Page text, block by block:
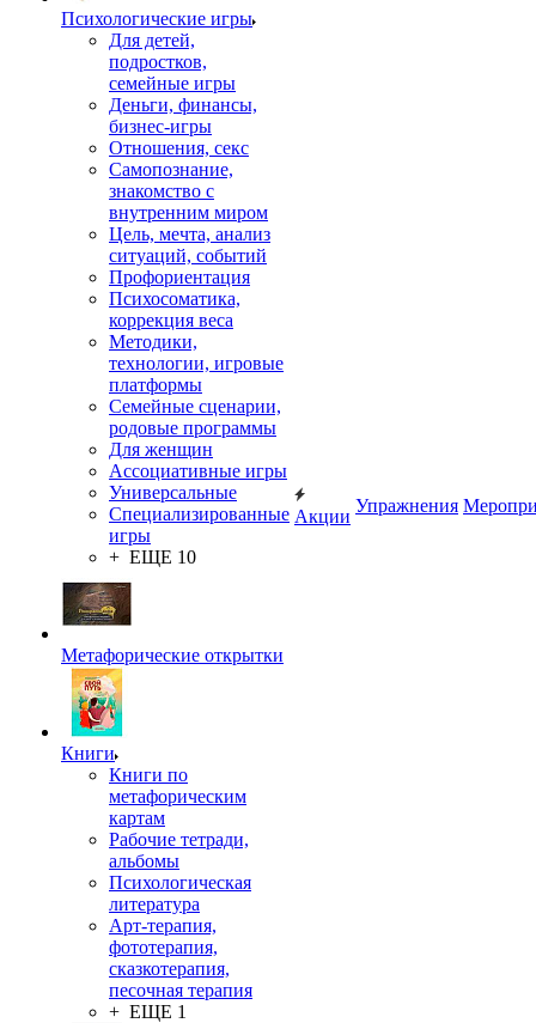
Психологические игры
Для детей,
подростков,
семейные игры
Деньги, финансы,
бизнес-игры
Отношения, секс
Самопознание,
знакомство с
внутренним миром
Цель, мечта, анализ
ситуаций, событий
Профориентация
Психосоматика,
коррекция веса
Методики,
технологии, игровые
платформы
Семейные сценарии,
родовые программы
Для женщин
Ассоциативные игры
Универсальные
Специализированные
игры
+ ЕЩЕ 10
Метафорические открытки
Книги
Книги по
метафорическим
картам
Рабочие тетради,
альбомы
Психологическая
литература
Арт-терапия,
фототерапия,
сказкотерапия,
песочная терапия
+ ЕЩЕ 1
Акции
Упражнения